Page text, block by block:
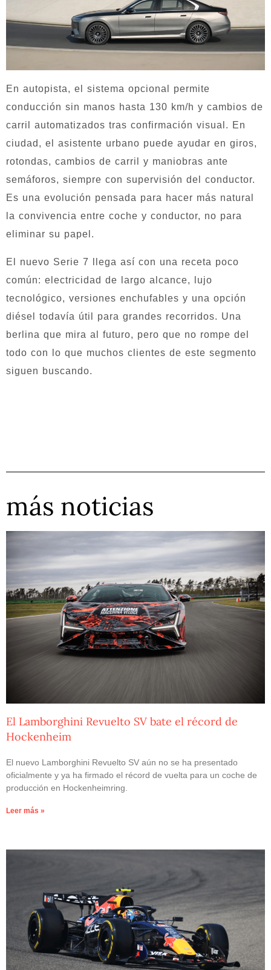
En autopista, el sistema opcional permite
conducción sin manos hasta 130 km/h y cambios de
carril automatizados tras confirmación visual. En
ciudad, el asistente urbano puede ayudar en giros,
rotondas, cambios de carril y maniobras ante
semáforos, siempre con supervisión del conductor.
Es una evolución pensada para hacer más natural
la convivencia entre coche y conductor, no para
eliminar su papel.
El nuevo Serie 7 llega así con una receta poco
común: electricidad de largo alcance, lujo
tecnológico, versiones enchufables y una opción
diésel todavía útil para grandes recorridos. Una
berlina que mira al futuro, pero que no rompe del
todo con lo que muchos clientes de este segmento
siguen buscando.
más noticias
El Lamborghini Revuelto SV bate el récord de
Hockenheim
El nuevo Lamborghini Revuelto SV aún no se ha presentado
oficialmente y ya ha firmado el récord de vuelta para un coche de
producción en Hockenheimring.
Leer más »